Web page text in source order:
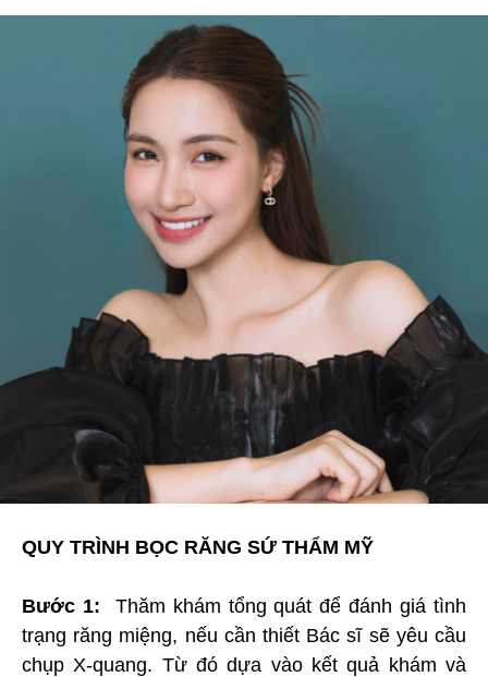
QUY TRÌNH BỌC RĂNG SỨ THẨM MỸ
Bước 1: Thăm khám tổng quát để đánh giá tình
trạng răng miệng, nếu cần thiết Bác sĩ sẽ yêu cầu
chụp X-quang. Từ đó dựa vào kết quả khám và